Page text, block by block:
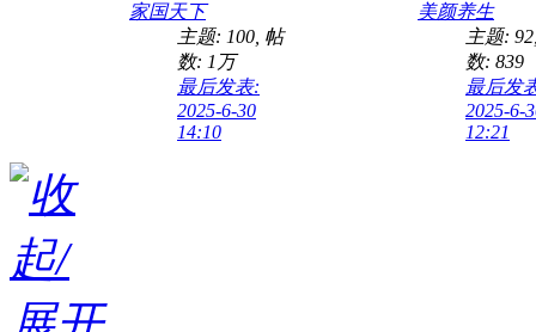
家国天下
主题: 100 帖
数: 1万
最后发表:
2025-6-30
14:10
美颜养生
主题: 92
数: 839
最后发
2025-6-
12:21